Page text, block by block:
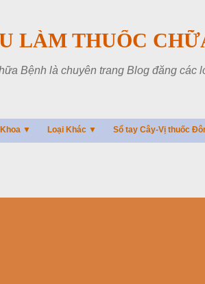
LÀM THUỐC
Bệnh là chuyên trang Blog đăng các
Khoa ▼ Loại Khác ▼ Sổ tay Cây-Vị thuốc